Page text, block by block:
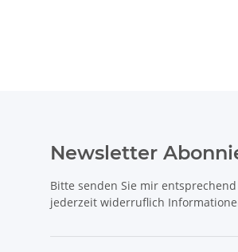
Newsletter
Bitte senden Sie mir
jederzeit widerruflich